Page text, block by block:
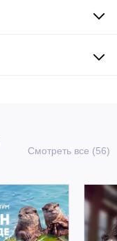
Смотреть все (56)